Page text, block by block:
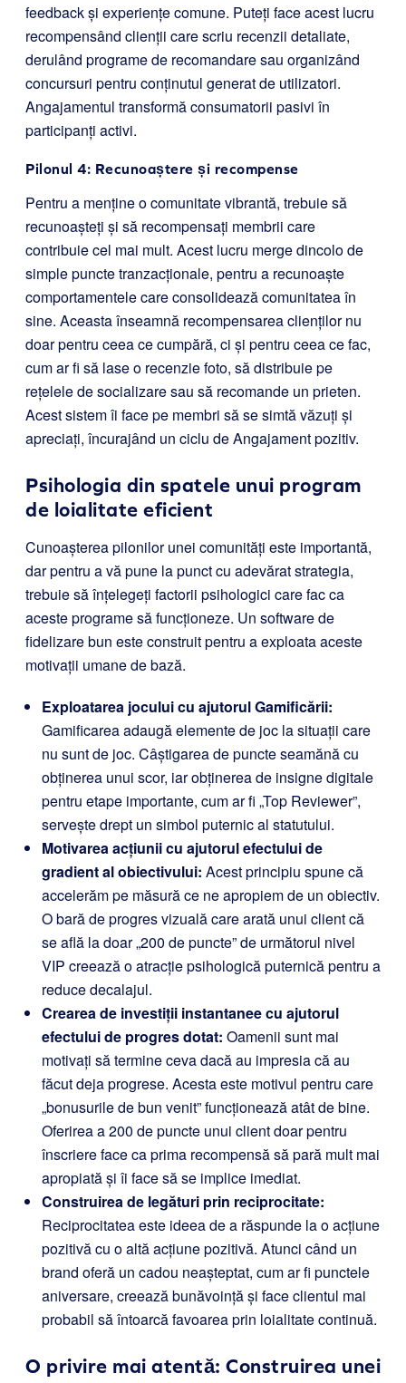
feedback și experiențe comune. Puteți face acest lucru
recompensând clienții care scriu recenzii detaliate,
derulând programe de recomandare sau organizând
concursuri pentru conținutul generat de utilizatori.
Angajamentul transformă consumatorii pasivi în
participanți activi.
Pilonul 4: Recunoaștere și recompense
Pentru a menține o comunitate vibrantă, trebuie să
recunoașteți și să recompensați membrii care
contribuie cel mai mult. Acest lucru merge dincolo de
simple puncte tranzacționale, pentru a recunoaște
comportamentele care consolidează comunitatea în
sine. Aceasta înseamnă recompensarea clienților nu
doar pentru ceea ce cumpără, ci și pentru ceea ce fac,
cum ar fi să lase o recenzie foto, să distribuie pe
rețelele de socializare sau să recomande un prieten.
Acest sistem îi face pe membri să se simtă văzuți și
apreciați, încurajând un ciclu de Angajament pozitiv.
Psihologia din spatele unui program
de loialitate eficient
Cunoașterea pilonilor unei comunități este importantă,
dar pentru a vă pune la punct cu adevărat strategia,
trebuie să înțelegeți factorii psihologici care fac ca
aceste programe să funcționeze. Un software de
fidelizare bun este construit pentru a exploata aceste
motivații umane de bază.
Exploatarea jocului cu ajutorul Gamificării:
Gamificarea adaugă elemente de joc la situații care
nu sunt de joc. Câștigarea de puncte seamănă cu
obținerea unui scor, iar obținerea de insigne digitale
pentru etape importante, cum ar fi „Top Reviewer”,
servește drept un simbol puternic al statutului.
Motivarea acțiunii cu ajutorul efectului de
gradient al obiectivului: Acest principiu spune că
accelerăm pe măsură ce ne apropiem de un obiectiv.
O bară de progres vizuală care arată unui client că
se află la doar „200 de puncte” de următorul nivel
VIP creează o atracție psihologică puternică pentru a
reduce decalajul.
Crearea de investiții instantanee cu ajutorul
efectului de progres dotat: Oamenii sunt mai
motivați să termine ceva dacă au impresia că au
făcut deja progrese. Acesta este motivul pentru care
„bonusurile de bun venit” funcționează atât de bine.
Oferirea a 200 de puncte unui client doar pentru
înscriere face ca prima recompensă să pară mult mai
apropiată și îi face să se implice imediat.
Construirea de legături prin reciprocitate:
Reciprocitatea este ideea de a răspunde la o acțiune
pozitivă cu o altă acțiune pozitivă. Atunci când un
brand oferă un cadou neașteptat, cum ar fi punctele
aniversare, creează bunăvoință și face clientul mai
probabil să întoarcă favoarea prin loialitate continuă.
O privire mai atentă: Construirea unei